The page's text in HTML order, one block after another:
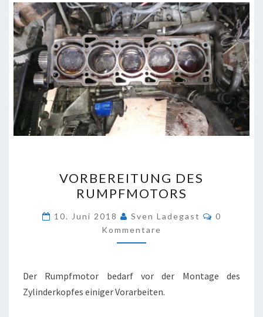
DES
RUMPFMOTORS
VORBEREITUNG DES
RUMPFMOTORS
10. Juni 2018 Sven Ladegast
0
Kommentare
Der Rumpfmotor bedarf vor der Montage des
Zylinderkopfes einiger Vorarbeiten.